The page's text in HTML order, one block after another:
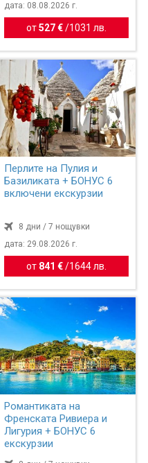
дата: 08.08.2026 г.
от527 €/ 1031 лв.
Перлите на Пулия и
Базиликата + БОНУС 6
включени екскурзии
8 дни / 7 нощувки
дата: 29.08.2026 г.
от 841 €/ 1644 лв.
Романтиката на
Френската Ривиера и
Лигурия + БОНУС 6
екскурзии